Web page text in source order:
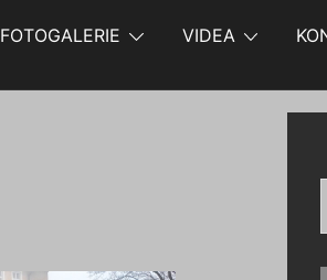
FOTOGALERIE VIDEA